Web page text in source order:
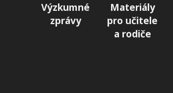
Výzkumné
zprávy
Materiály
pro učitele
a rodiče